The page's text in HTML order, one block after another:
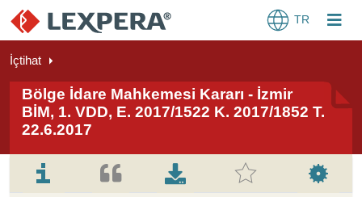
TR
İçtihat
Bölge İdare Mahkemesi Kararı - İzmir
BİM, 1. VDD, E. 2017/1522 K. 2017/1852 T.
22.6.2017